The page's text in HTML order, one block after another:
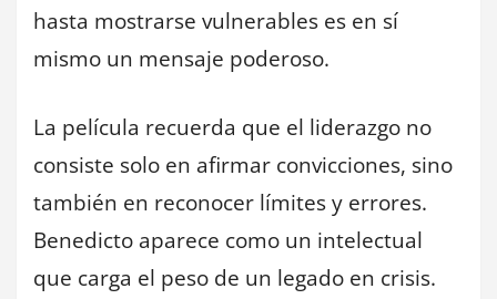
hasta mostrarse vulnerables es en sí
mismo un mensaje poderoso.
La película recuerda que el liderazgo no
consiste solo en afirmar convicciones, sino
también en reconocer límites y errores.
Benedicto aparece como un intelectual
que carga el peso de un legado en crisis.